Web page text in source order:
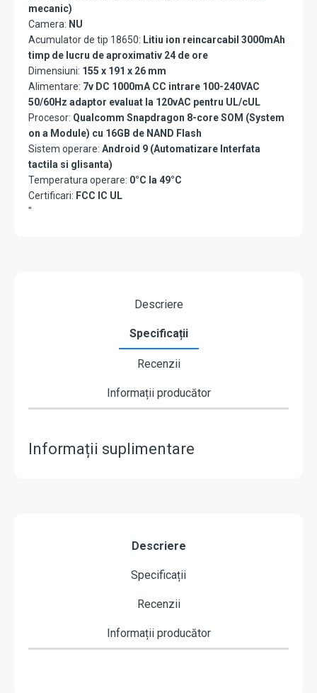
mecanic)
Camera: NU
Acumulator de tip 18650: Litiu ion reincarcabil 3000mAh
timp de lucru de aproximativ 24 de ore
Dimensiuni: 155 x 191 x 26 mm
Alimentare: 7v DC 1000mA CC intrare 100-240VAC
50/60Hz adaptor evaluat la 120vAC pentru UL/cUL
Procesor: Qualcomm Snapdragon 8-core SOM (System
on a Module) cu 16GB de NAND Flash
Sistem operare: Android 9 (Automatizare Interfata
tactila si glisanta)
Temperatura operare: 0°C la 49°C
Certificari: FCC IC UL
"
Descriere
Specificații
Recenzii
Informații producător
Informații suplimentare
Descriere
Specificații
Recenzii
Informații producător